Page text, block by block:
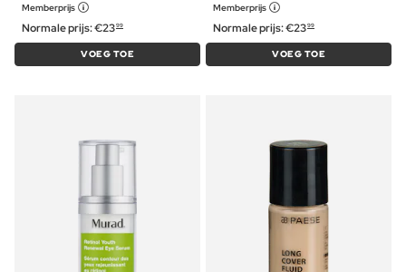
Memberprijs
Normale prijs:€2399
VOEG TOE
Memberprijs
Normale prijs:€2399
VOEG TOE